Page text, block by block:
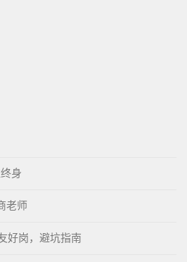
身
老师
好岗，避坑指南